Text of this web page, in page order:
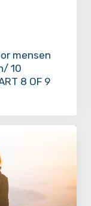
mensen
10
8 OF 9